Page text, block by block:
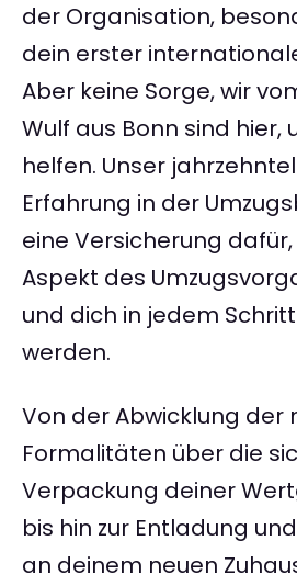
der Organisation,
dein erster
Aber keine Sorge, wir
Wulf aus Bonn sind hier,
helfen. Unser
Erfahrung in der
eine Versicherung
Aspekt des
und dich in jedem
werden.
Von der Abwicklung der
Formalitäten über die
Verpackung deiner
bis hin zur Entladung
an deinem neuen